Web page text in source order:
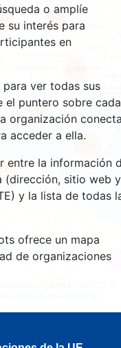
o amplíe
su interés para
en
ver todas sus
el puntero sobre cada
organización
acceder a ella.
entre la información
(dirección, sitio web y
y la lista de todas
ofrece un mapa
de organizaciones
7
5673
198